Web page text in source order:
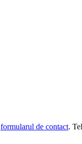
formularul de contact.